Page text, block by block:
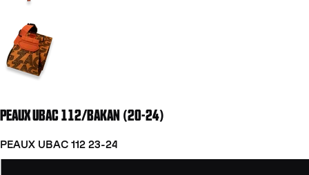
PEAUX UBAC 112/BAKAN (20-24)
PEAUX UBAC 112 23-24